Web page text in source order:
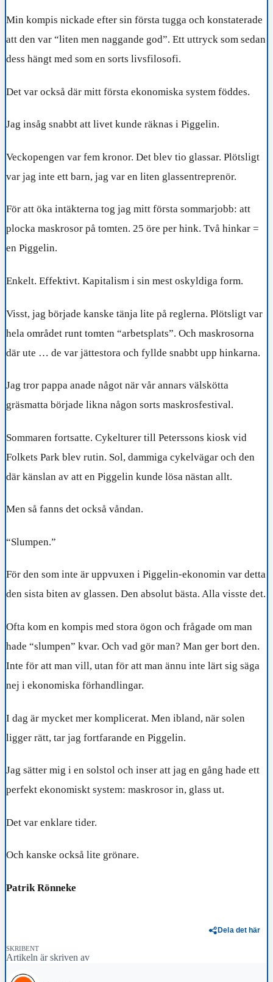
Min kompis nickade efter sin första tugga och konstaterade
att den var “liten men naggande god”. Ett uttryck som sedan
dess hängt med som en sorts livsfilosofi.
Det var också där mitt första ekonomiska system föddes.
Jag insåg snabbt att livet kunde räknas i Piggelin.
Veckopengen var fem kronor. Det blev tio glassar. Plötsligt
var jag inte ett barn, jag var en liten glassentreprenör.
För att öka intäkterna tog jag mitt första sommarjobb: att
plocka maskrosor på tomten. 25 öre per hink. Två hinkar =
en Piggelin.
Enkelt. Effektivt. Kapitalism i sin mest oskyldiga form.
Visst, jag började kanske tänja lite på reglerna. Plötsligt var
hela området runt tomten “arbetsplats”. Och maskrosorna
där ute … de var jättestora och fyllde snabbt upp hinkarna.
Jag tror pappa anade något när vår annars välskötta
gräsmatta började likna någon sorts maskrosfestival.
Sommaren fortsatte. Cykelturer till Peterssons kiosk vid
Folkets Park blev rutin. Sol, dammiga cykelvägar och den
där känslan av att en Piggelin kunde lösa nästan allt.
Men så fanns det också våndan.
“Slumpen.”
För den som inte är uppvuxen i Piggelin-ekonomin var detta
den sista biten av glassen. Den absolut bästa. Alla visste det.
Ofta kom en kompis med stora ögon och frågade om man
hade “slumpen” kvar. Och vad gör man? Man ger bort den.
Inte för att man vill, utan för att man ännu inte lärt sig säga
nej i ekonomiska förhandlingar.
I dag är mycket mer komplicerat. Men ibland, när solen
ligger rätt, tar jag fortfarande en Piggelin.
Jag sätter mig i en solstol och inser att jag en gång hade ett
perfekt ekonomiskt system: maskrosor in, glass ut.
Det var enklare tider.
Och kanske också lite grönare.
Patrik Rönneke
Dela det här
SKRIBENT
Artikeln är skriven av